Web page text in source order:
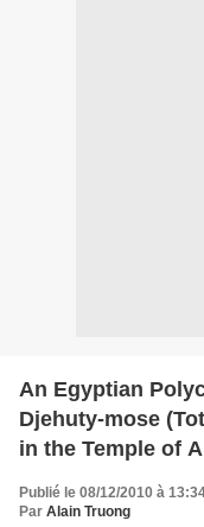
An Egyptian
Djehuty-mose
in the Temple of
Publié le 08/12/2010 à
Par Alain Truong